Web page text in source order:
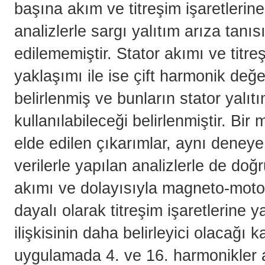
başına akım ve titreşim
analizlerle sargı yalıtım arıza
edilememiştir. Stator akımı ve
yaklaşımı ile ise çift harmonik
belirlenmiş ve bunların stator
kullanılabileceği belirlenmiştir. Bir
elde edilen çıkarımlar, aynı
verilerle yapılan analizlerle de
akımı ve dolayısıyla magneto-
dayalı olarak titreşim işaretlerine
ilişkisinin daha belirleyici olacağı
uygulamada 4. ve 16. harmonikler